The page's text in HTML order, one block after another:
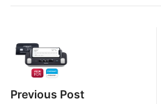
Previous Post